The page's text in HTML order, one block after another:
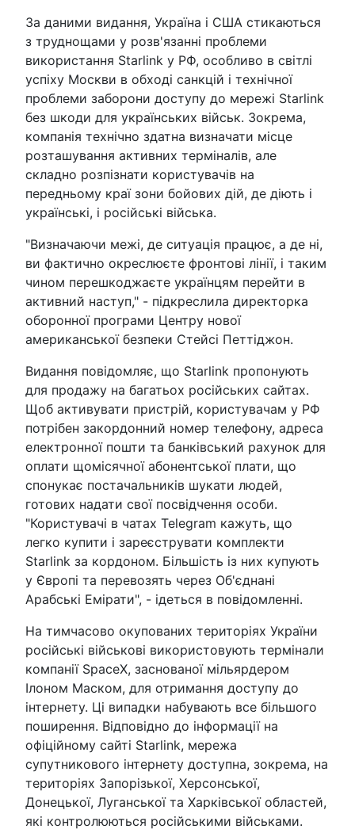
За даними видання, Україна і США стикаються
з труднощами у розв'язанні проблеми
використання Starlink у РФ, особливо в світлі
успіху Москви в обході санкцій і технічної
проблеми заборони доступу до мережі Starlink
без шкоди для українських військ. Зокрема,
компанія технічно здатна визначати місце
розташування активних терміналів, але
складно розпізнати користувачів на
передньому краї зони бойових дій, де діють і
українські, і російські війська.
"Визначаючи межі, де ситуація працює, а де ні,
ви фактично окреслюєте фронтові лінії, і таким
чином перешкоджаєте українцям перейти в
активний наступ," - підкреслила директорка
оборонної програми Центру нової
американської безпеки Стейсі Петтіджон.
Видання повідомляє, що Starlink пропонують
для продажу на багатьох російських сайтах.
Щоб активувати пристрій, користувачам у РФ
потрібен закордонний номер телефону, адреса
електронної пошти та банківський рахунок для
оплати щомісячної абонентської плати, що
спонукає постачальників шукати людей,
готових надати свої посвідчення особи.
"Користувачі в чатах Telegram кажуть, що
легко купити і зареєструвати комплекти
Starlink за кордоном. Більшість із них купують
у Європі та перевозять через Об'єднані
Арабські Емірати", - ідеться в повідомленні.
На тимчасово окупованих територіях України
російські військові використовують термінали
компанії SpaceX, заснованої мільярдером
Ілоном Маском, для отримання доступу до
інтернету. Ці випадки набувають все більшого
поширення. Відповідно до інформації на
офіційному сайті Starlink, мережа
супутникового інтернету доступна, зокрема, на
територіях Запорізької, Херсонської,
Донецької, Луганської та Харківської областей,
які контролюються російськими військами.